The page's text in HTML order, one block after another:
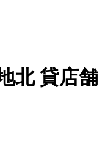
北 貸店舗